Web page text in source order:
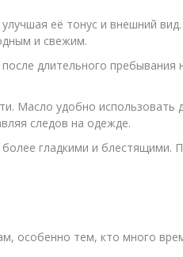
её тонус и внешний
и свежим.
длительного пребывания
Масло удобно использовать
следов на одежде.
гладкими и блестящими.
особенно тем, кто много